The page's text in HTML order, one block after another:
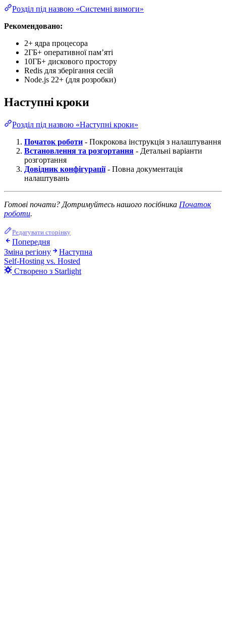
Розділ під назвою «Системні вимоги»
Рекомендовано:
2+ ядра процесора
2ГБ+ оперативної пам’яті
10ГБ+ дискового простору
Redis для зберігання сесій
Node.js 22+ (для розробки)
Наступні кроки
Розділ під назвою «Наступні кроки»
Початок роботи - Покрокова інструкція з налаштування
Встановлення та розгортання - Детальні варіанти
розгортання
Довідник конфігурації- Повна документація
налаштувань
Готові почати? Дотримуйтесь нашого посібника Початок
роботи.
Редагувати сторінку
Попередня
Зміна регіону
Наступна
Self-Hosting vs. Hosted
Створено з Starlight